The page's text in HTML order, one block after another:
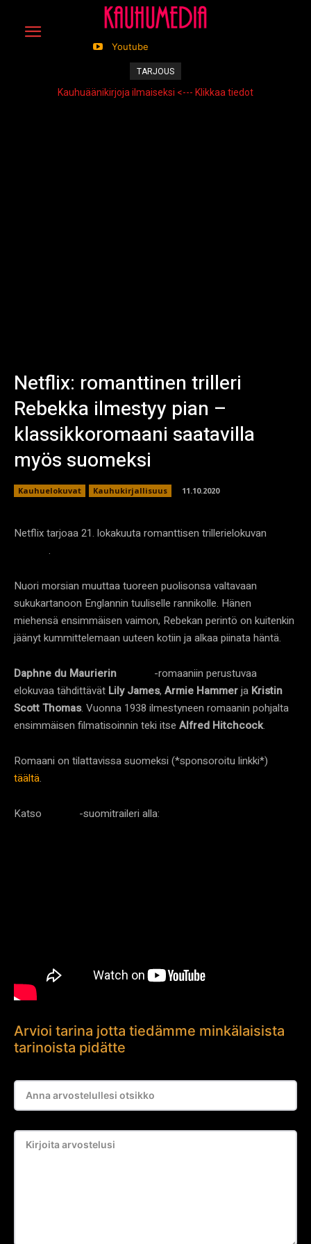
Youtube
TARJOUS
Kauhuäänikirjoja ilmaiseksi <--- Klikkaa tiedot
Netflix: romanttinen trilleri
Rebekka ilmestyy pian –
klassikkoromaani saatavilla
myös suomeksi
Kauhuelokuvat Kauhukirjallisuus 11.10.2020
Netflix tarjoaa 21. lokakuuta romanttisen trillerielokuvan
.
Nuori morsian muuttaa tuoreen puolisonsa valtavaan
sukukartanoon Englannin tuuliselle rannikolle. Hänen
miehensä ensimmäisen vaimon, Rebekan perintö on kuitenkin
jäänyt kummittelemaan uuteen kotiin ja alkaa piinata häntä.
Daphne du Maurierin
-romaaniin perustuvaa
elokuvaa tähdittävät Lily James, Armie Hammerja Kristin
Scott Thomas. Vuonna 1938 ilmestyneen romaanin pohjalta
ensimmäisen filmatisoinnin teki itse Alfred Hitchcock.
Romaani on tilattavissa suomeksi (*sponsoroitu linkki*)
täältä.
Katso -suomitraileri alla:
Arvioi tarina jotta tiedämme minkälaisista
tarinoista pidätte